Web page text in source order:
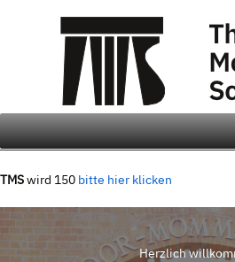
TMSwird 150 bitte hier klicken
Herzlich